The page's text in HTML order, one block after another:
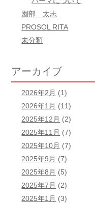
園部 太志
PROSOL RITA
未分類
アーカイブ
2026年2月 (1)
2026年1月 (11)
2025年12月 (2)
2025年11月 (7)
2025年10月 (7)
2025年9月 (7)
2025年8月 (5)
2025年7月 (2)
2025年1月 (3)